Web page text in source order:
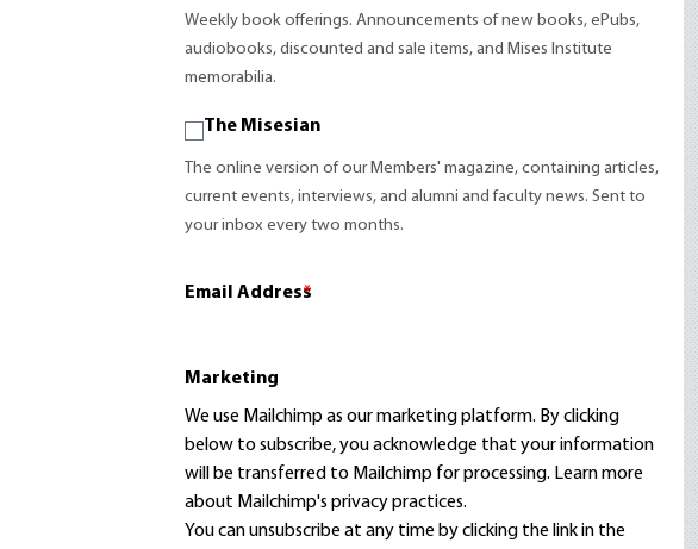
Weekly book offerings. Announcements of new books, ePubs,
audiobooks, discounted and sale items, and Mises Institute
memorabilia.
The Misesian
The online version of our Members' magazine, containing articles,
current events, interviews, and alumni and faculty news. Sent to
your inbox every two months.
Email Address
*
Marketing
We use Mailchimp as our marketing platform. By clicking
below to subscribe, you acknowledge that your information
will be transferred to Mailchimp for processing. Learn more
about Mailchimp's privacy practices.
You can unsubscribe at any time by clicking the link in the